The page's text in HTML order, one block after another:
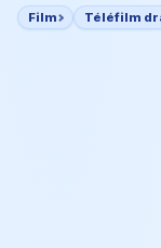
Film Téléfilm